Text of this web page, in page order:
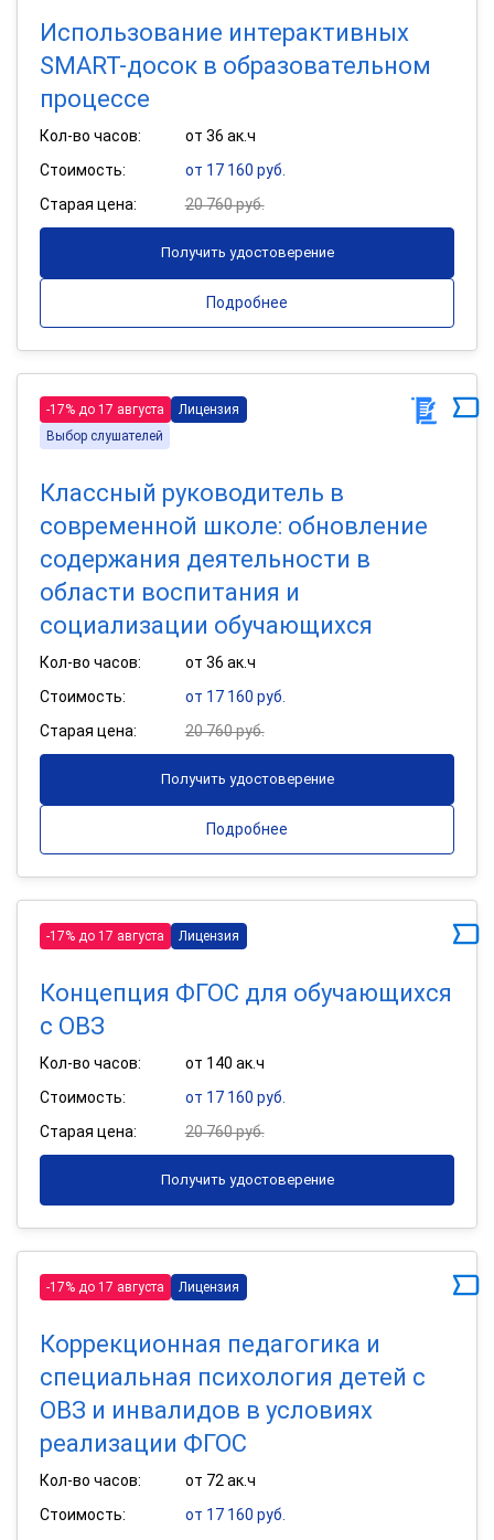
Использование интерактивных
SMART-досок в образовательном
процессе
Кол-во часов:
от 36 ак.ч
Стоимость:
от 17 160 руб.
Старая цена:
20 760 руб.
Получить удостоверение
Подробнее
-17% до 17 августа
Лицензия
Выбор слушателей
Классный руководитель в
современной школе: обновление
содержания деятельности в
области воспитания и
социализации обучающихся
Кол-во часов:
от 36 ак.ч
Стоимость:
от 17 160 руб.
Старая цена:
20 760 руб.
Получить удостоверение
Подробнее
-17% до 17 августа Лицензия
Концепция ФГОС для обучающихся
с ОВЗ
Кол-во часов:
от 140 ак.ч
Стоимость:
от 17 160 руб.
Старая цена:
20 760 руб.
Получить удостоверение
-17% до 17 августа Лицензия
Коррекционная педагогика и
специальная психология детей с
ОВЗ и инвалидов в условиях
реализации ФГОС
Кол-во часов:
от 72 ак.ч
Стоимость:
от 17 160 руб.